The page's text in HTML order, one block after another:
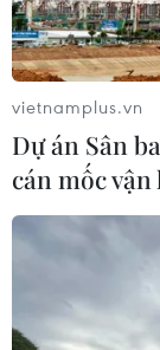
vietnamplus.vn
Dự án Sân
cán mốc